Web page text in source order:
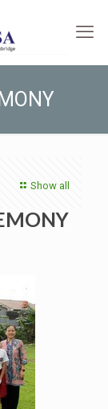
Show all